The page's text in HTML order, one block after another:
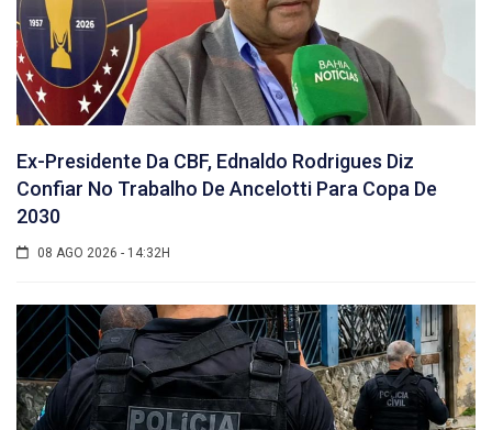
Ex-Presidente Da CBF, Ednaldo Rodrigues Diz
Confiar No Trabalho De Ancelotti Para Copa De
2030
08 AGO 2026 - 14:32H